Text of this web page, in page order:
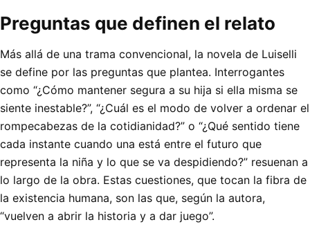
Preguntas que definen el relato
Más allá de una trama convencional, la novela de Luiselli
se define por las preguntas que plantea. Interrogantes
como “¿Cómo mantener segura a su hija si ella misma se
siente inestable?”, “¿Cuál es el modo de volver a ordenar el
rompecabezas de la cotidianidad?” o “¿Qué sentido tiene
cada instante cuando una está entre el futuro que
representa la niña y lo que se va despidiendo?” resuenan a
lo largo de la obra. Estas cuestiones, que tocan la fibra de
la existencia humana, son las que, según la autora,
“vuelven a abrir la historia y a dar juego”.